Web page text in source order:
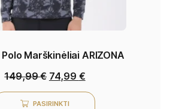
Marškinėliai ARIZONA
149,99€ 74,99 €
PASIRINKTI